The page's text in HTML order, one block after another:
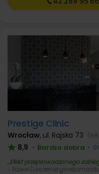
Prestige Clinic
Wrocław, ul. Rajska 73
8,9 • Bardzo dobra •
Efekt przeprowadzonego
~ Pawel (Leczenie